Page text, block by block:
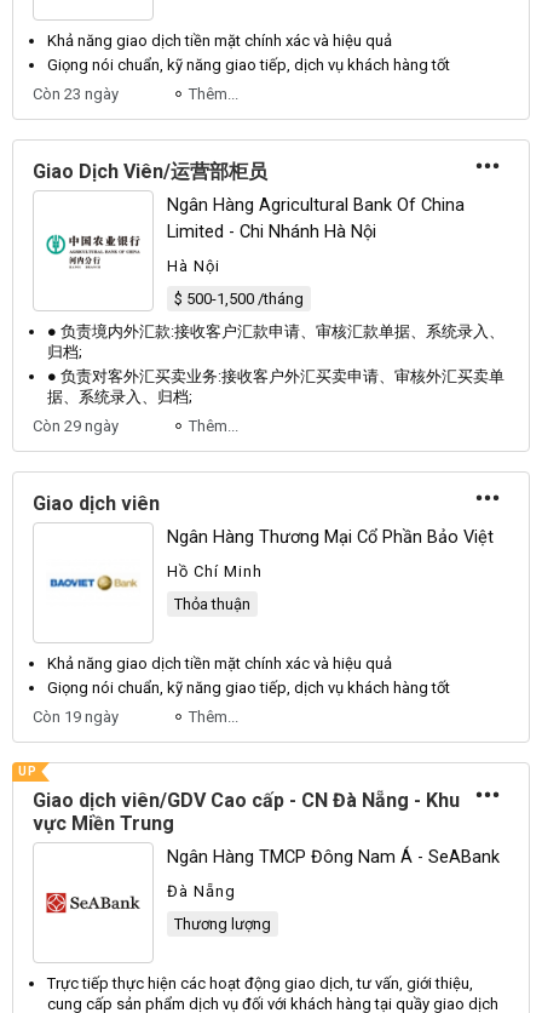
Khả năng giao dịch tiền mặt chính xác và hiệu quả
Giọng nói chuẩn, kỹ năng giao tiếp, dịch vụ khách hàng tốt
Còn 23 ngày
Thêm...
Giao Dịch Viên/运营部柜员
Ngân Hàng Agricultural Bank Of China
Limited - Chi Nhánh Hà Nội
Hà Nội
$ 500-1,500 /tháng
● 负责境内外汇款:接收客户汇款申请、审核汇款单据、系统录入、
归档;
● 负责对客外汇买卖业务:接收客户外汇买卖申请、审核外汇买卖单
据、系统录入、归档;
Còn 29 ngày
Thêm...
Giao dịch viên
Ngân Hàng Thương Mại Cổ Phần Bảo Việt
Hồ Chí Minh
Thỏa thuận
Khả năng giao dịch tiền mặt chính xác và hiệu quả
Giọng nói chuẩn, kỹ năng giao tiếp, dịch vụ khách hàng tốt
Còn 19 ngày
Thêm...
UP
Giao dịch viên/GDV Cao cấp - CN Đà Nẵng - Khu
vực Miền Trung
Ngân Hàng TMCP Đông Nam Á - SeABank
Đà Nẵng
Thương lượng
Trực tiếp thực hiện các hoạt động giao dịch, tư vấn, giới thiệu,
cung cấp sản phẩm dịch vụ đối với khách hàng tại quầy giao dịch